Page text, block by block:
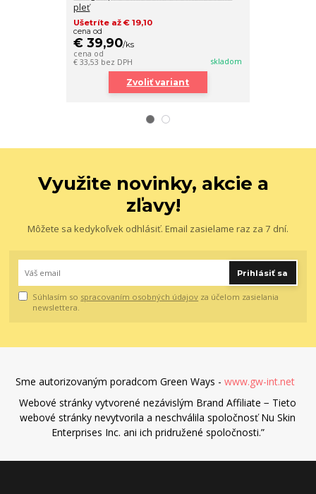
pleť
Ušetríte až € 19,10
cena od
€ 39,90/ks
cena od
€ 33,53 bez DPH skladom
Zvoliť variant
Využite novinky, akcie a
zľavy!
Môžete sa kedykoľvek odhlásiť. Email zasielame raz za 7 dní.
Prihlásiť sa
Súhlasím so spracovaním osobných údajov za účelom zasielania
newslettera.
Sme autorizovaným poradcom Green Ways - www.gw-int.net
Webové stránky vytvorené nezávislým Brand Affiliate − Tieto
webové stránky nevytvorila a neschválila spoločnosť Nu Skin
Enterprises Inc. ani ich pridružené spoločnosti.”